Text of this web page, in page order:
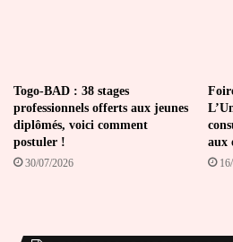
Togo-BAD : 38 stages
professionnels offerts aux jeunes
diplômés, voici comment
postuler !
30/07/2026
aux